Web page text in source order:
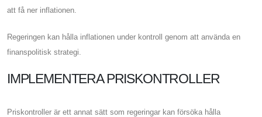
att få ner inflationen.
Regeringen kan hålla inflationen under kontroll genom att använda en
finanspolitisk strategi.
IMPLEMENTERA PRISKONTROLLER
Priskontroller är ett annat sätt som regeringar kan försöka hålla